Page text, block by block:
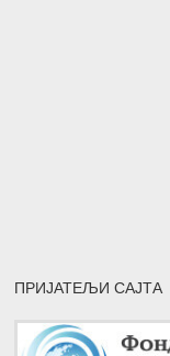
ПРИЈАТЕЉИ САЈТА